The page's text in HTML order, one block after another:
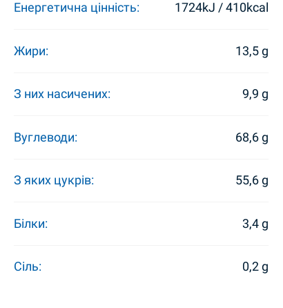
Енергетична цінність: 1724kJ / 410kcal
Жири: 13,5 g
З них насичених: 9,9 g
Вуглеводи: 68,6 g
З яких цукрів: 55,6 g
Білки: 3,4 g
Сіль: 0,2 g